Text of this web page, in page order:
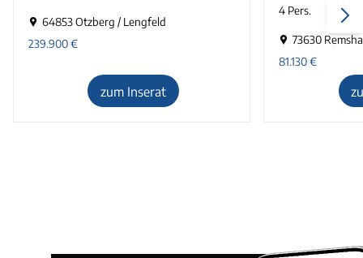
64853 Otzberg / Lengfeld
239.900€
zum Inserat
4 Pers.
73630
81.130€